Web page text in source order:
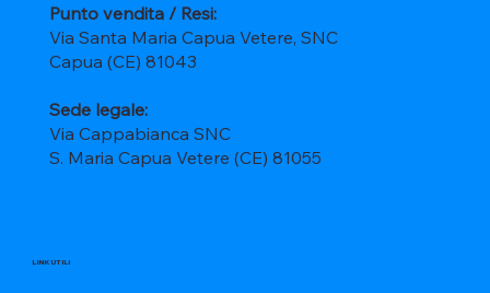
Punto vendita / Resi:
Via Santa Maria Capua Vetere, SNC
Capua (CE) 81043
Sede legale:
Via Cappabianca SNC
S. Maria Capua Vetere (CE) 81055
LINK UTILI